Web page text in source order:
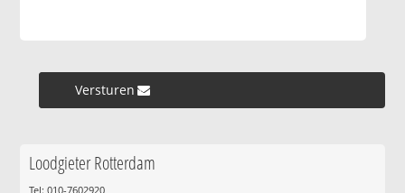
Versturen »
Loodgieter Rotterdam
Tel: 010-7602920